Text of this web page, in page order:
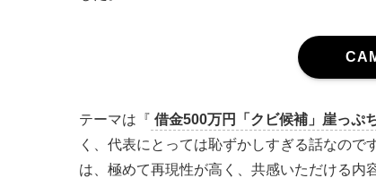
テーマは『 借金500万円「クビ候補」崖っぷ
く、代表にとっては恥ずかしすぎる話なの
は、極めて再現性が高く、共感いただける内